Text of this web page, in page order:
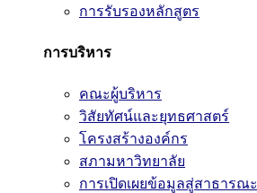
การรับรองหลักสูตร
การบริหาร
คณะผู้บริหาร
วิสัยทัศน์และยุทธศาสตร์
โครงสร้างองค์กร
สภามหาวิทยาลัย
การเปิดเผยข้อมูลสู่สาธารณะ